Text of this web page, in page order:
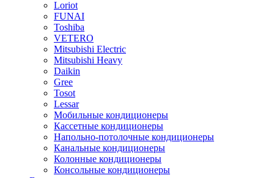
Loriot
FUNAI
Toshiba
VETERO
Mitsubishi Electric
Mitsubishi Heavy
Daikin
Gree
Tosot
Lessar
Мобильные кондиционеры
Кассетные кондиционеры
Напольно-потолочные кондиционеры
Канальные кондиционеры
Колонные кондиционеры
Консольные кондиционеры